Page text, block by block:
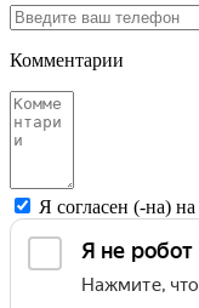
Комментарии
Я согласен (-на) на